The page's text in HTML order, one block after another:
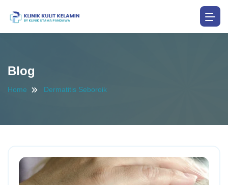
Blog
Home Dermatitis Seboroik